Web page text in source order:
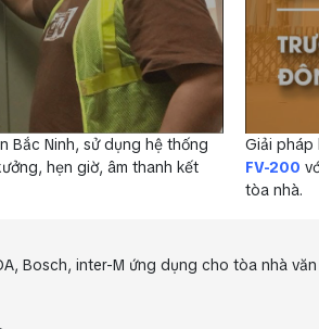
Bắc Ninh, sử dụng hệ thống
hẹn giờ, âm thanh kết
Giải pháp
FV-200
tòa nhà.
Bosch, inter-M ứng dụng cho tòa nhà